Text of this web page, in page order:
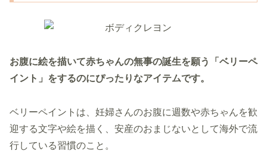
お腹に絵を描いて赤ちゃんの無事の誕生を願う「ベリーペ
イント」をするのにぴったりなアイテムです。
ベリーペイントは、妊婦さんのお腹に週数や赤ちゃんを歓
迎する文字や絵を描く、安産のおまじないとして海外で流
行している習慣のこと。